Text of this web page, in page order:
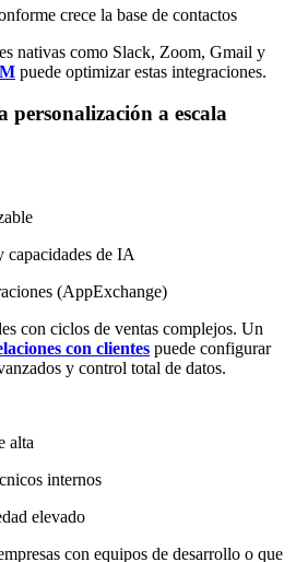
crece la base de contactos
nativas como Slack, Zoom, Gmail y
puede optimizar estas integraciones.
personalización a escala
capacidades de IA
(AppExchange)
con ciclos de ventas complejos. Un
con clientes puede configurar
y control total de datos.
alta
internos
elevado
con equipos de desarrollo o que